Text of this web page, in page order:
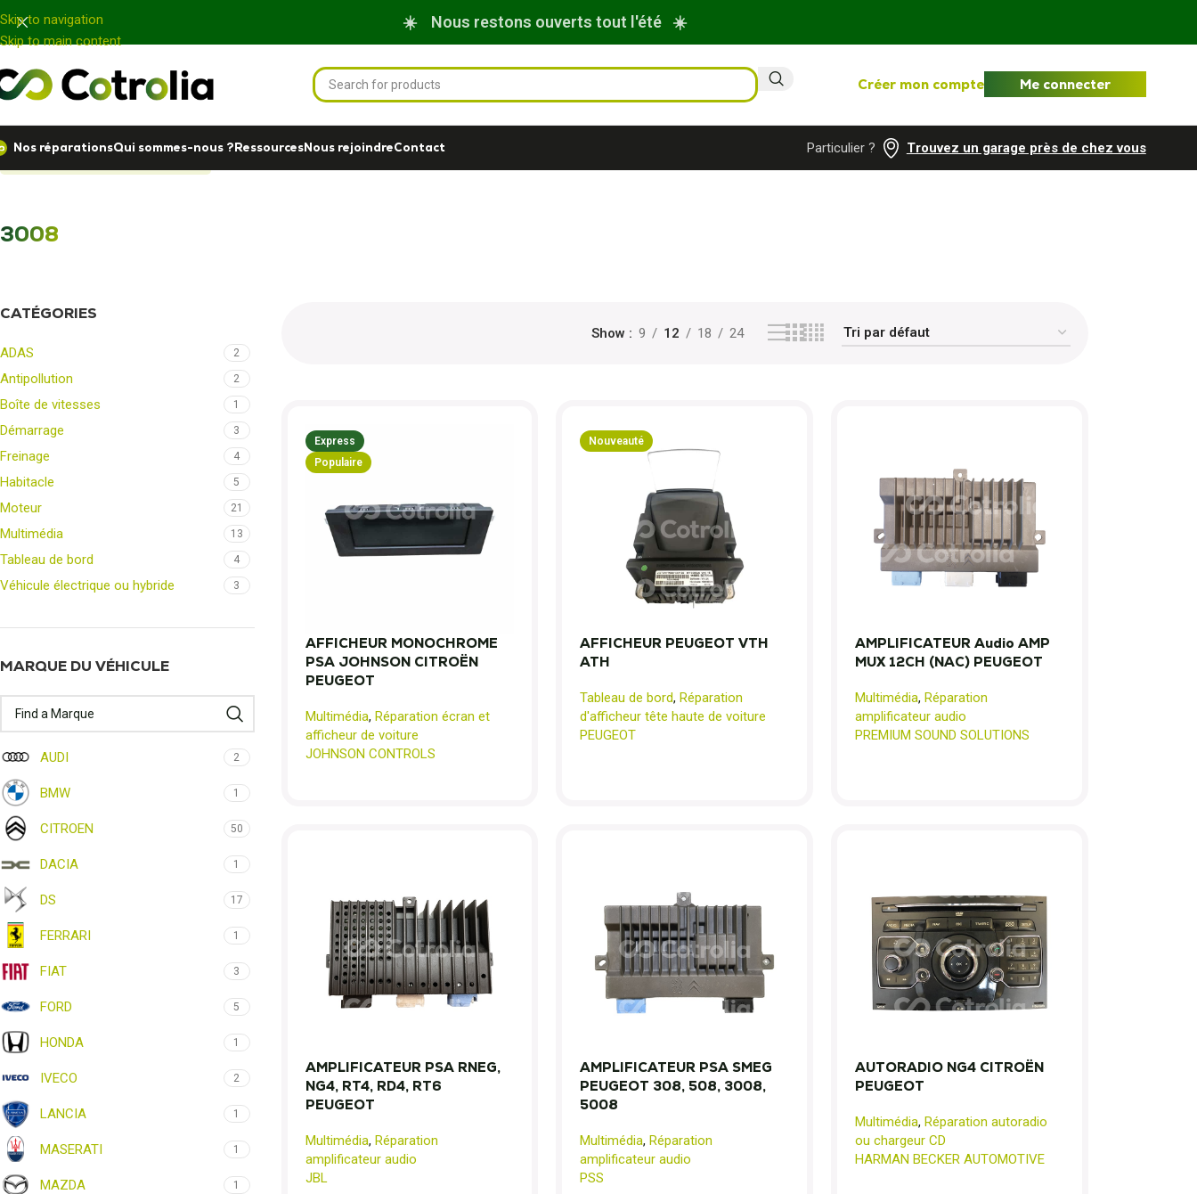
Panneau de gestion des cookies
Skip to navigation
Skip to main content
☀️ Nous restons ouverts tout l'été ☀️
Créer mon compte Me connecter
Nos réparationsQui sommes-nous ?RessourcesNous rejoindreContact Particulier ? Trouvez un garage près de chez vous
3008
CATÉGORIES
ADAS 2
Antipollution 2
Boîte de vitesses 1
Démarrage 3
Freinage 4
Habitacle 5
Moteur 21
Multimédia 13
Tableau de bord 4
Véhicule électrique ou hybride 3
MARQUE DU VÉHICULE
AUDI 2
BMW 1
CITROEN 50
DACIA 1
DS 17
FERRARI 1
FIAT 3
FORD 5
HONDA 1
IVECO 2
LANCIA 1
MASERATI 1
MAZDA 1
Show 9 12 18 24
Express
Populaire
AFFICHEUR MONOCHROME
PSA JOHNSON CITROËN
PEUGEOT
Multimédia, Réparation écran et
afficheur de voiture
JOHNSON CONTROLS
Nouveauté
AFFICHEUR PEUGEOT VTH
ATH
Tableau de bord, Réparation
d'afficheur tête haute de voiture
PEUGEOT
AMPLIFICATEUR Audio AMP
MUX 12CH (NAC) PEUGEOT
Multimédia, Réparation
amplificateur audio
PREMIUM SOUND SOLUTIONS
AMPLIFICATEUR PSA RNEG,
NG4, RT4, RD4, RT6
PEUGEOT
Multimédia, Réparation
amplificateur audio
JBL
AMPLIFICATEUR PSA SMEG
PEUGEOT 308, 508, 3008,
5008
Multimédia, Réparation
amplificateur audio
PSS
AUTORADIO NG4 CITROËN
PEUGEOT
Multimédia, Réparation autoradio
ou chargeur CD
HARMAN BECKER AUTOMOTIVE